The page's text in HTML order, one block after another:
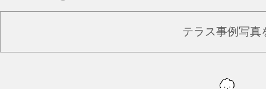
テラス事例写真